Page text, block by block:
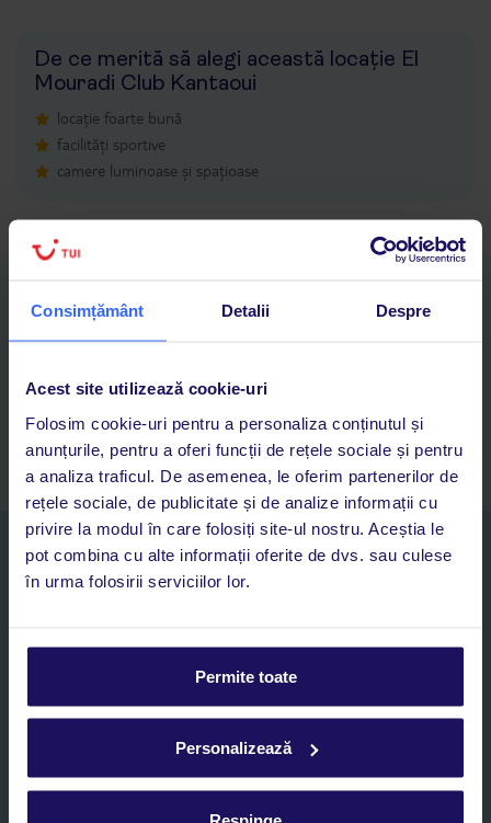
Consimțământ Detalii Despre
Acest site utilizează cookie-uri
Folosim cookie-uri pentru a personaliza conținutul și
anunțurile, pentru a oferi funcții de rețele sociale și pentru
a analiza traficul. De asemenea, le oferim partenerilor de
rețele sociale, de publicitate și de analize informații cu
privire la modul în care folosiți site-ul nostru. Aceștia le
pot combina cu alte informații oferite de dvs. sau culese
în urma folosirii serviciilor lor.
Permite toate
Personalizează
Respinge
De ce merită să alegi această locație El
Mouradi Club Kantaoui
locație foarte bună
facilități sportive
camere luminoase și spațioase
Cauți rapid vacanțe și hoteluri din toată lumea
Adaugi la favorite vacanțele care îți plac și revii oricând la ele
singură aplicație
Asistență 24/7 prin chat, pe toată durata vacanței
Abonați-vă la newsletter
NUME SI PRENUME*
E-MAIL*
Sunt de acord cu prelucrarea datelor mele personale de către TUI
Romania SRL în scopuri de marketing, în cadrul și în scopul
„Informații privind prelucrarea datelor cu caracter
personal”, prin mijloace electronice de comunicare (e-mail),